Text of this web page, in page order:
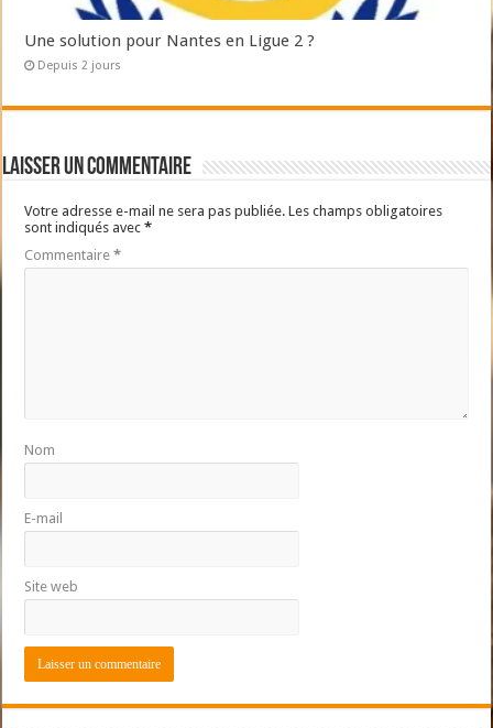
Une solution pour Nantes en Ligue 2 ?
Depuis 2 jours
Laisser un commentaire
Votre adresse e-mail ne sera pas publiée. Les champs obligatoires
sont indiqués avec*
Commentaire*
Nom
E-mail
Site web